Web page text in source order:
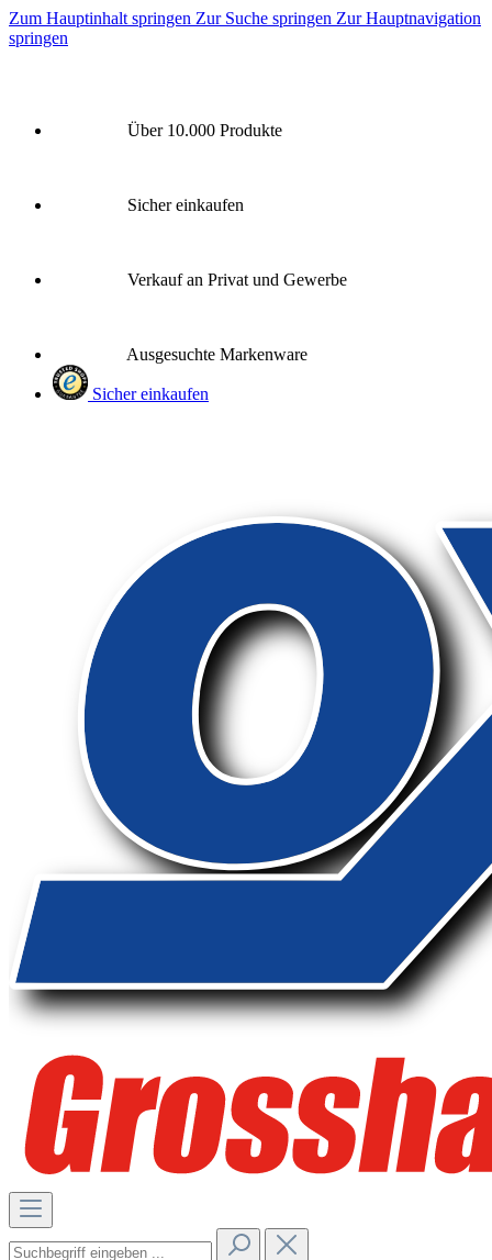
Zum Hauptinhalt springen Zur Suche springen Zur Hauptnavigation
springen
Über 10.000 Produkte
Sicher einkaufen
Verkauf an Privat und Gewerbe
Ausgesuchte Markenware
Sicher einkaufen